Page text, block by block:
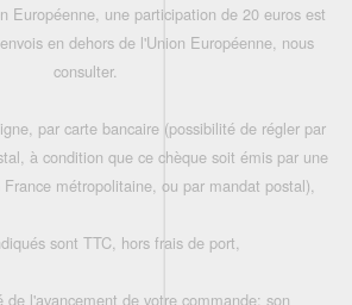
Européenne, une participation de 20 euros est
en dehors de l'Union Européenne, nous
consulter.
par carte bancaire (possibilité de régler par
à condition que ce chèque soit émis par une
métropolitaine, ou par mandat postal),
sont TTC, hors frais de port,
de l'avancement de votre commande: son